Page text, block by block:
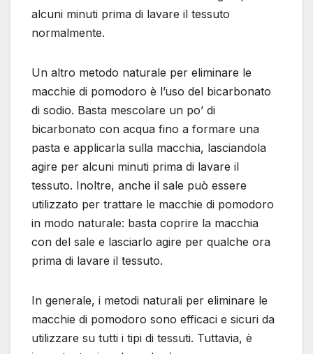
alcuni minuti prima di lavare il tessuto
normalmente.
Un altro metodo naturale per eliminare le
macchie di pomodoro è l’uso del bicarbonato
di sodio. Basta mescolare un po’ di
bicarbonato con acqua fino a formare una
pasta e applicarla sulla macchia, lasciandola
agire per alcuni minuti prima di lavare il
tessuto. Inoltre, anche il sale può essere
utilizzato per trattare le macchie di pomodoro
in modo naturale: basta coprire la macchia
con del sale e lasciarlo agire per qualche ora
prima di lavare il tessuto.
In generale, i metodi naturali per eliminare le
macchie di pomodoro sono efficaci e sicuri da
utilizzare su tutti i tipi di tessuti. Tuttavia, è